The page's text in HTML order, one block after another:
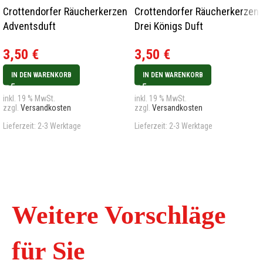
Crottendorfer Räucherkerzen
Adventsduft
3,50 €
IN DEN WARENKORB
inkl. 19 % MwSt.
zzgl. Versandkosten
Lieferzeit: 2-3 Werktage
Crottendorfer Räucherkerzen
Drei Königs Duft
3,50 €
IN DEN WARENKORB
inkl. 19 % MwSt.
zzgl. Versandkosten
Lieferzeit: 2-3 Werktage
Weitere Vorschläge
für Sie